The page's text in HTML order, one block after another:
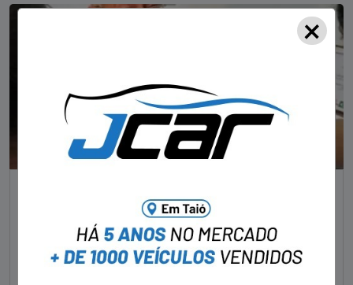
Foragido pela morte de delegado aposentado
em bar morre em confronto com a polícia em SC
×